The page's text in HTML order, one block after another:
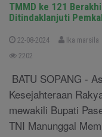
TMMD ke 121
Ditindaklanjuti
22-08-2024 Ika marsila
2202
BATU SOPANG -
Kesejahteraan
mewakili Bupati
TNI Manunggal